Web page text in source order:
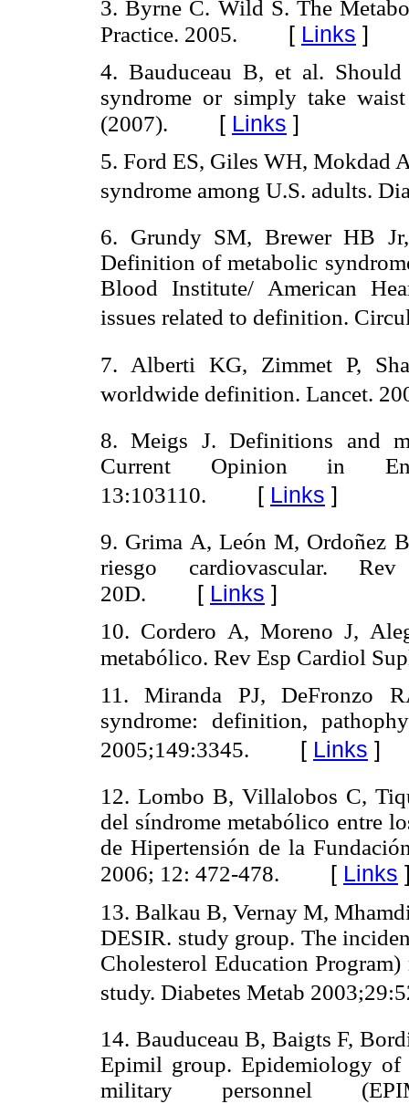
3. Byrne C. Wild S. The
Practice. 2005. [ Links ]
4. Bauduceau B, et al.
syndrome or simply take
(2007). [ Links ]
5. Ford ES, Giles WH, Mokdad
syndrome among U.S. adults.
6. Grundy SM, Brewer HB
Definition of metabolic
Blood Institute/ American
issues related to definition.
7. Alberti KG, Zimmet P,
worldwide definition. Lancet.
8. Meigs J. Definitions and
Current Opinion in
13:103110. [ Links ]
9. Grima A, León M, Ordoñez
riesgo cardiovascular.
20D. [ Links ]
10. Cordero A, Moreno J,
metabólico. Rev Esp Cardiol
11. Miranda PJ, DeFronzo
syndrome: definition,
2005;149:3345. [ Links ]
12. Lombo B, Villalobos C,
del síndrome metabólico entre
de Hipertensión de la
2006; 12: 472-478. [ Links
13. Balkau B, Vernay M,
DESIR. study group. The
Cholesterol Education
study. Diabetes Metab
14. Bauduceau B, Baigts F,
Epimil group. Epidemiology of
military personnel